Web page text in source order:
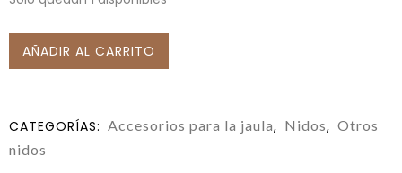
AÑADIR AL CARRITO
CATEGORÍAS: Accesorios para la jaula, Nidos, Otros
nidos